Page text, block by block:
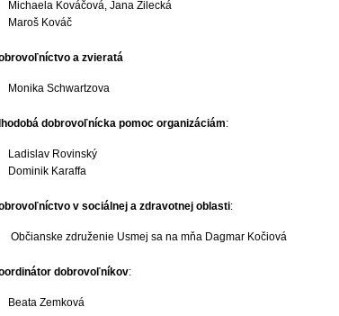
Michaela Kováčová, Jana Žilecká
Maroš Kováč
a zvieratá
Monika Schwartzova
dobrovoľnícka pomoc organizáciám:
Ladislav Rovinský
Dominik Karaffa
v sociálnej a zdravotnej oblasti:
Občianske združenie Usmej sa na mňa Dagmar Kočiová
dobrovoľníkov:
Beata Zemková